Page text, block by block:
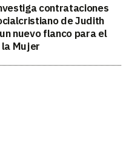
contrataciones
de Judith
nuevo flanco para el
Mujer